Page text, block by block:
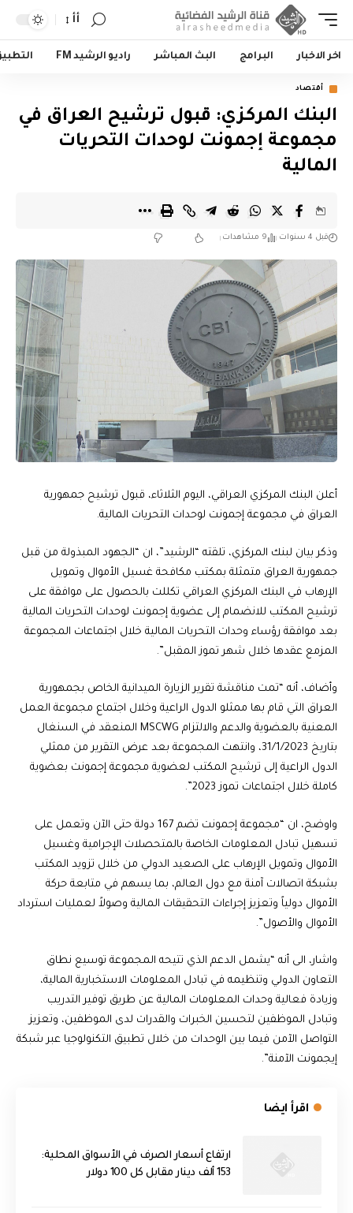
أأ
اخر الاخبار البرامج البث المباشر راديو الرشيد FM
أقتصاد
البنك المركزي: قبول ترشيح العراق في
مجموعة إجمونت لوحدات التحريات
المالية
قبل 4 سنوات 9 مشاهدات
أعلن البنك المركزي العراقي، اليوم الثلاثاء، قبول ترشيح جمهورية
العراق في مجموعة إجمونت لوحدات التحريات المالية.
وذكر بيان لبنك المركزي، تلقته “الرشيد”، ان “الجهود المبذولة من قبل
جمهورية العراق متمثلة بمكتب مكافحة غسيل الأموال وتمويل
الإرهاب في البنك المركزي العراقي تكللت بالحصول على موافقة على
ترشيح المكتب للانضمام إلى عضوية إجمونت لوحدات التحريات المالية
بعد موافقة رؤساء وحدات التحريات المالية خلال اجتماعات المجموعة
المزمع عقدها خلال شهر تموز المقبل”.
وأضاف، أنه “تمت مناقشة تقرير الزيارة الميدانية الخاص بجمهورية
العراق التي قام بها ممثلو الدول الراعية وخلال اجتماع مجموعة العمل
المعنية بالعضوية والدعم والالتزام MSCWG المنعقد في السنغال
بتاريخ 31/1/2023، وانتهت المجموعة بعد عرض التقرير من ممثلي
الدول الراعية إلى ترشيح المكتب لعضوية مجموعة إجمونت بعضوية
كاملة خلال اجتماعات تموز 2023”.
واوضح، ان “مجموعة إجمونت تضم 167 دولة حتى الآن وتعمل على
تسهيل تبادل المعلومات الخاصة بالمتحصلات الإجرامية وغسيل
الأموال وتمويل الإرهاب على الصعيد الدولي من خلال تزويد المكتب
بشبكة اتصالات آمنة مع دول العالم، بما يسهم في متابعة حركة
الأموال دولياً وتعزيز إجراءات التحقيقات المالية وصولاً لعمليات استرداد
الأموال والأصول”.
واشار، الى أنه “يشمل الدعم الذي تتيحه المجموعة توسيع نطاق
التعاون الدولي وتنظيمه في تبادل المعلومات الاستخبارية المالية،
وزيادة فعالية وحدات المعلومات المالية عن طريق توفير التدريب
وتبادل الموظفين لتحسين الخبرات والقدرات لدى الموظفين، وتعزيز
التواصل الآمن فيما بين الوحدات من خلال تطبيق التكنولوجيا عبر شبكة
إيجمونت الآمنة”.
اقرأ ايضا
ارتفاع أسعار الصرف في الأسواق المحلية:
153 ألف دينار مقابل كل 100 دولار